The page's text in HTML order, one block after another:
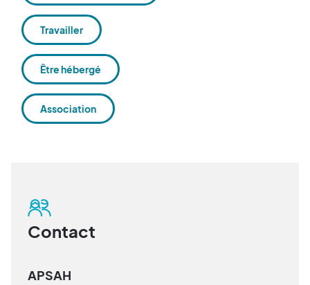
Travailler
Être hébergé
Association
Contact
APSAH